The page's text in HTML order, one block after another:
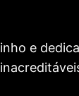
e